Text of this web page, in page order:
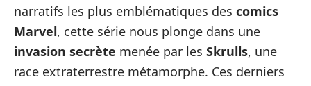
narratifs les plus emblématiques des comics
Marvel, cette série nous plonge dans une
invasion secrète menée par les Skrulls, une
race extraterrestre métamorphe. Ces derniers